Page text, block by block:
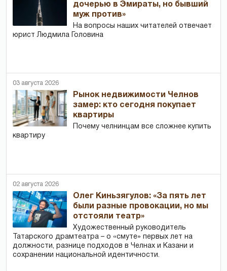
дочерью в Эмираты, но бывший
муж против»
На вопросы наших читателей отвечает
юрист Людмила Головина
03 августа 2026
Рынок недвижимости Челнов
замер: кто сегодня покупает
квартиры
Почему челнинцам все сложнее купить
квартиру
02 августа 2026
Олег Киньзягулов: «За пять лет
были разные провокации, но мы
отстояли театр»
Художественный руководитель
Татарского драмтеатра – о «смуте» первых лет на
должности, разнице подходов в Челнах и Казани и
сохранении национальной идентичности.